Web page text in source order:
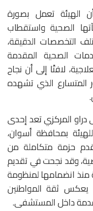
الهيئة تعمل بصورة
الصحية واستقطاب
التخصصات الدقيقة،
الصحية المقدمة
لافتًا إلى أن نجاح
المتسارع الذي تشهده
المركزي تعد إحدى
بمحافظة أسوان،
60 سريرًا وتقدم حزمة متكاملة من
وقد نجحت في تقديم
منذ انضمامها لمنظومة
يعكس ثقة المواطنين
داخل المستشفى.